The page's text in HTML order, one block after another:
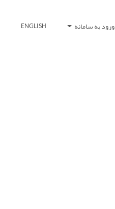
ورود به سامانه ENGLISH